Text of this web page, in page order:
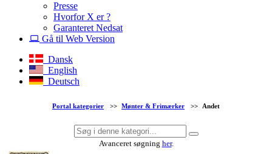
Presse
Hvorfor X er ?
Garanteret Nedsat
Gå til Web Version
Dansk
English
Deutsch
Portal kategorier >> Mønter & Frimærker >> Andet
Avanceret søgning her.